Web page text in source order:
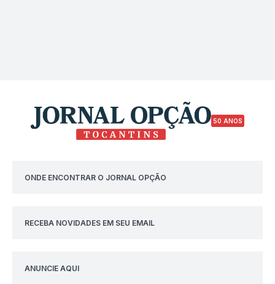
50 ANOS
ONDE ENCONTRAR O JORNAL OPÇÃO
RECEBA NOVIDADES EM SEU EMAIL
ANUNCIE AQUI